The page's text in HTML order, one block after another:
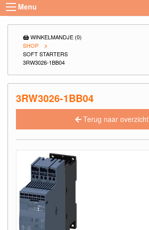
Menu
WINKELMANDJE (0)
SHOP
SOFT STARTERS
3RW3026-1BB04
3RW3026-1BB04
Terug naar overzicht